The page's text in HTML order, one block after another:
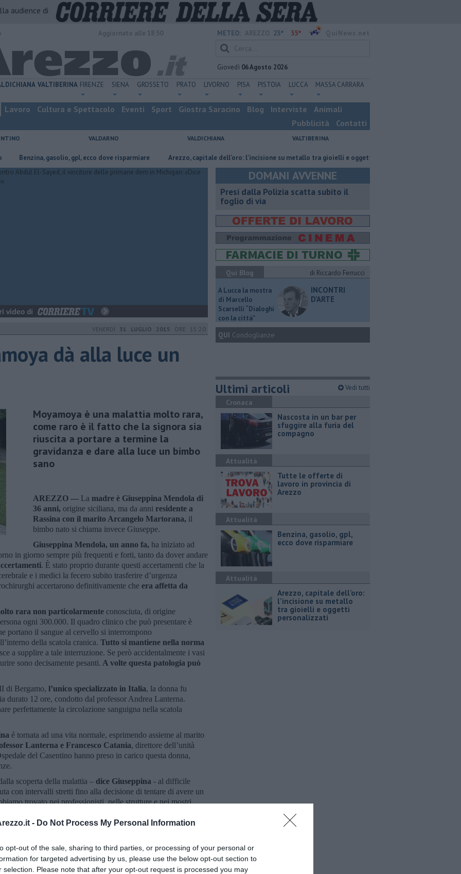
- Do Not Process My Personal Information
opt-out of the sale, sharing to third parties, or processing of your personal or
for targeted advertising by us, please use the below opt-out section to
selection. Please note that after your opt-out request is processed you may
audience di
METEO: 23° 35°
Giovedì 06 Agosto 2026
VALTIBERINA FIRENZE SIENA GROSSETO PRATO LIVORNO PISA PISTOIA LUCCA MASSA CARRARA
Lavoro Cultura e Spettacolo Eventi Sport Giostra Saracino Blog Interviste
Animali
Pubblicità
Contatti
VALDARNO VALDICHIANA VALTIBERINA
gasolio, gpl, ecco dove risparmiare Arezzo, capitale dell’oro: l’incisione su metallo tra gioielli e oggetti personalizzati
VENERDÌ 31 LUGLIO 2015 ORE 15:20
dà alla luce un
Moyamoya è una malattia molto rara,
come raro è il fatto che la signora sia
riuscita a portare a termine la
gravidanza e dare alla luce un bimbo
sano
AREZZO — La madre è Giuseppina Mendola di
36 anni, origine siciliana, ma da anni residente a
Rassina con il marito Arcangelo Martorana, il
bimbo nato si chiama invece Giuseppe.
Giuseppina Mendola, un anno fa, ha iniziato ad
in giorno sempre più frequenti e forti, tanto da dover andare
. È stato proprio durante questi accertamenti che la
e i medici la fecero subito trasferire d’urgenza
accertarono definitivamente che era affetta da
rara non particolarmente conosciuta, di origine
ogni 300.000. Il quadro clinico che può presentare è
portano il sangue al cervello si interrompono
della scatola cranica. Tutto si mantiene nella norma
a supplire a tale interruzione. Se però accidentalmente i vasi
sono decisamente pesanti. A volte questa patologia può
di Bergamo, l’unico specializzato in Italia, la donna fu
durato 12 ore, condotto dal professor Andrea Lanterna.
perfettamente la circolazione sanguigna nella scatola
é tornata ad una vita normale, esprimendo assieme al marito
Lanterna e Francesco Catania, direttore dell’unità
del Casentino hanno preso in carico questa donna,
scoperta della malattia – dice Giuseppina - al difficile
con intervalli stretti fino alla decisione di tentare di avere un
trovato nei professionisti, nelle strutture e nei mostri
taglio cesareo, con tutte le precauzioni concordate con gli
anestesia e ai notevoli rischi che questo intervento
Catania ha guidato l’equipeche ha eseguito l‘intervento
in piena salute, e la mamma è stata risvegliata con un
DOMANI AVVENNE
Presi dalla Polizia scatta subito il
foglio di via
Qui Blog
di Riccardo Ferrucci
A Lucca la mostra
di Marcello
Scarselli “Dialoghi
con la città"
INCONTRI
D'ARTE
QUI Condoglianze
Ultimi articoli Vedi tutti
Cronaca
Nascosta in un bar per
sfuggire alla furia del
compagno
Attualità
​Tutte le offerte di
lavoro in provincia di
Arezzo
Attualità
​Benzina, gasolio, gpl,
ecco dove risparmiare
Attualità
Arezzo, capitale dell’oro:
l’incisione su metallo
tra gioielli e oggetti
personalizzati